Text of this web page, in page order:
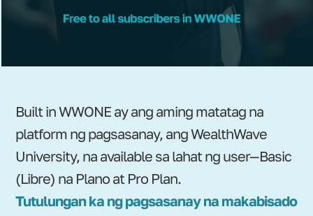
Built in WWONE ay ang aming matatag na
platform ng pagsasanay, ang WealthWave
University, na available sa lahat ng user—Basic
(Libre) na Plano at Pro Plan.
Tutulungan ka ng pagsasanay na makabisado